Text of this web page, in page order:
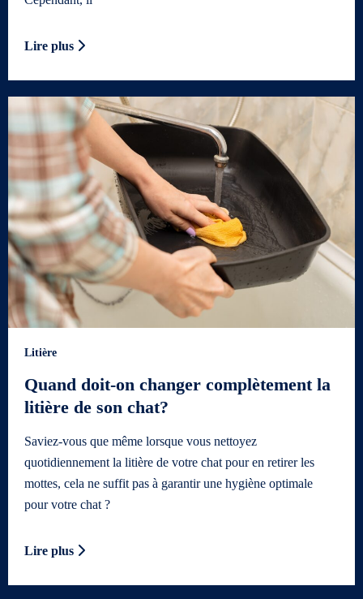
Lire plus
Litière
Quand doit-on changer complètement la
litière de son chat?
Saviez-vous que même lorsque vous nettoyez
quotidiennement la litière de votre chat pour en retirer les
mottes, cela ne suffit pas à garantir une hygiène optimale
pour votre chat ?
Lire plus